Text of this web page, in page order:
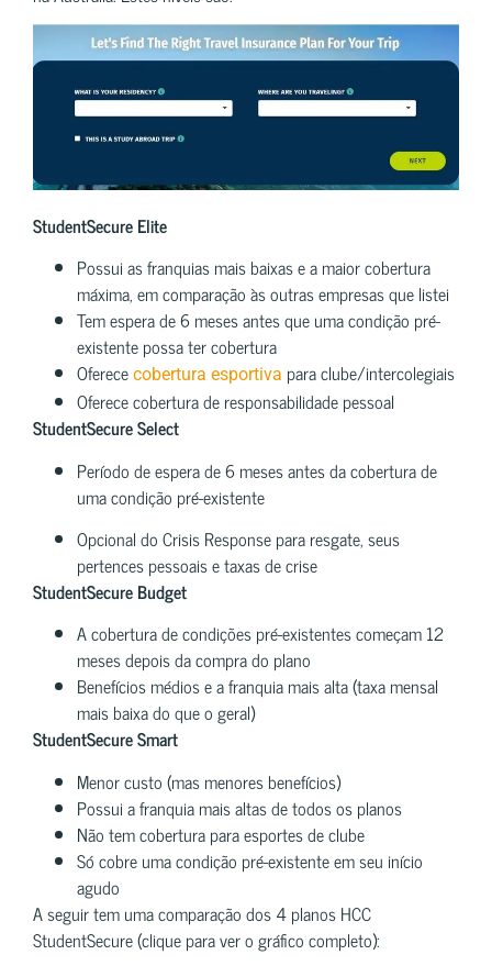
StudentSecure Elite
Possui as franquias mais baixas e a maior cobertura
máxima, em comparação às outras empresas que listei
Tem espera de 6 meses antes que uma condição pré-
existente possa ter cobertura
Oferece cobertura esportiva para clube/intercolegiais
Oferece cobertura de responsabilidade pessoal
StudentSecure Select
Período de espera de 6 meses antes da cobertura de
uma condição pré-existente
Opcional do Crisis Response para resgate, seus
pertences pessoais e taxas de crise
StudentSecure Budget
A cobertura de condições pré-existentes começam 12
meses depois da compra do plano
Benefícios médios e a franquia mais alta (taxa mensal
mais baixa do que o geral)
StudentSecure Smart
Menor custo (mas menores benefícios)
Possui a franquia mais altas de todos os planos
Não tem cobertura para esportes de clube
Só cobre uma condição pré-existente em seu início
agudo
A seguir tem uma comparação dos 4 planos HCC
StudentSecure (clique para ver o gráfico completo):